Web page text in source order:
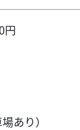
円
あり）